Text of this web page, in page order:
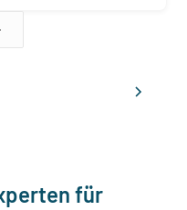
für